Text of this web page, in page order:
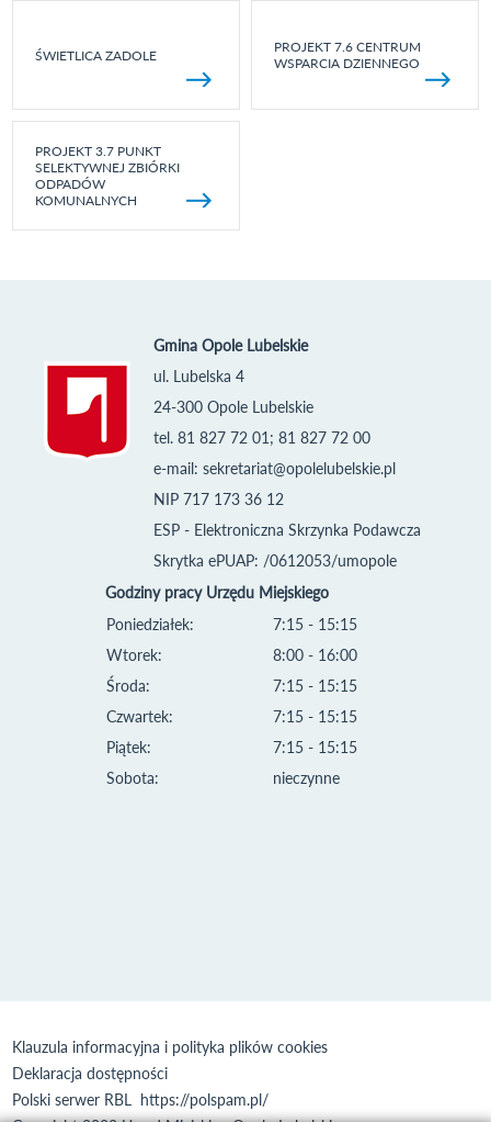
ŚWIETLICA ZADOLE
PROJEKT 7.6 CENTRUM
WSPARCIA DZIENNEGO
PROJEKT 3.7 PUNKT
SELEKTYWNEJ ZBIÓRKI
ODPADÓW
KOMUNALNYCH
Gmina Opole Lubelskie
ul. Lubelska 4
24-300 Opole Lubelskie
tel. 81 827 72 01; 81 827 72 00
e-mail: sekretariat@opolelubelskie.pl
NIP 717 173 36 12
ESP - Elektroniczna Skrzynka Podawcza
Skrytka ePUAP: /0612053/umopole
Godziny pracy Urzędu Miejskiego
Poniedziałek:
Wtorek:
Środa:
Czwartek:
Piątek:
Sobota:
7:15 - 15:15
8:00 - 16:00
7:15 - 15:15
7:15 - 15:15
7:15 - 15:15
nieczynne
Klauzula informacyjna i polityka plików cookies
Deklaracja dostępności
Polski serwer RBL https://polspam.pl/